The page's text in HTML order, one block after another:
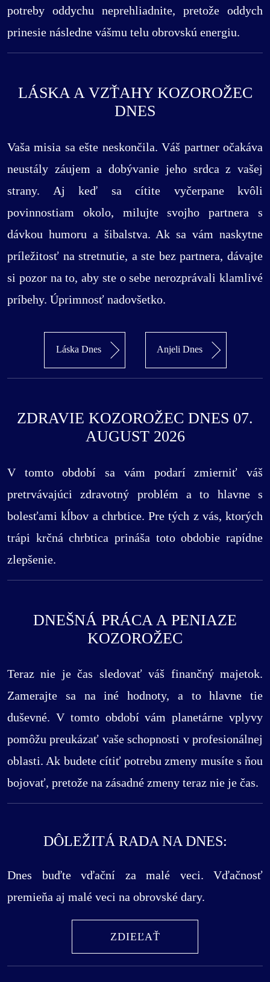
potreby oddychu neprehliadnite, pretože oddych
prinesie následne vášmu telu obrovskú energiu.
LÁSKA A VZŤAHY KOZOROŽEC
DNES
Vaša misia sa ešte neskončila. Váš partner očakáva
neustály záujem a dobývanie jeho srdca z vašej
strany. Aj keď sa cítite vyčerpane kvôli
povinnostiam okolo, milujte svojho partnera s
dávkou humoru a šibalstva. Ak sa vám naskytne
príležitosť na stretnutie, a ste bez partnera, dávajte
si pozor na to, aby ste o sebe nerozprávali klamlivé
príbehy. Úprimnosť nadovšetko.
Láska Dnes Anjeli Dnes
ZDRAVIE KOZOROŽEC DNES 07.
AUGUST 2026
V tomto období sa vám podarí zmierniť váš
pretrvávajúci zdravotný problém a to hlavne s
bolesťami kĺbov a chrbtice. Pre tých z vás, ktorých
trápi krčná chrbtica prináša toto obdobie rapídne
zlepšenie.
DNEŠNÁ PRÁCA A PENIAZE
KOZOROŽEC
Teraz nie je čas sledovať váš finančný majetok.
Zamerajte sa na iné hodnoty, a to hlavne tie
duševné. V tomto období vám planetárne vplyvy
pomôžu preukázať vaše schopnosti v profesionálnej
oblasti. Ak budete cítiť potrebu zmeny musíte s ňou
bojovať, pretože na zásadné zmeny teraz nie je čas.
DÔLEŽITÁ RADA NA DNES:
Dnes buďte vďační za malé veci. Vďačnosť
premieňa aj malé veci na obrovské dary.
ZDIEĽAŤ